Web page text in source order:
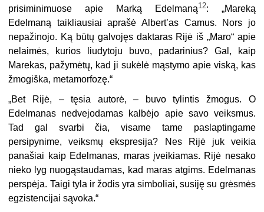
prisiminimuose apie Marką Edelmaną12: „Mareką
Edelmaną taikliausiai aprašė Albert’as Camus. Nors jo
nepažinojo. Ką būtų galvojęs daktaras Rijė iš „Maro“ apie
nelaimės, kurios liudytoju buvo, padarinius? Gal, kaip
Marekas, pažymėtų, kad ji sukėlė mąstymo apie viską, kas
žmogiška, metamorfozę.“
„Bet Rijė, – tęsia autorė, – buvo tylintis žmogus. O
Edelmanas nedvejodamas kalbėjo apie savo veiksmus.
Tad gal svarbi čia, visame tame paslaptingame
persipynime, veiksmų ekspresija? Nes Rijė juk veikia
panašiai kaip Edelmanas, maras įveikiamas. Rijė nesako
nieko lyg nuogąstaudamas, kad maras atgims. Edelmanas
perspėja. Taigi tyla ir žodis yra simboliai, susiję su grėsmės
egzistencijai sąvoka.“